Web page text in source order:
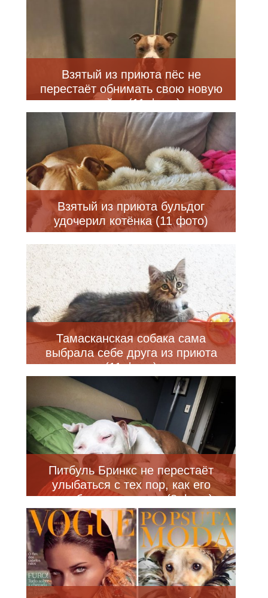
Взятый из приюта пёс не
перестаёт обнимать свою новую
хозяйку (11 фото)
Взятый из приюта бульдог
удочерил котёнка (11 фото)
Тамасканская собака сама
выбрала себе друга из приюта
(11 фото)
Питбуль Бринкс не перестаёт
улыбаться с тех пор, как его
подобрали на улице (8 фото)